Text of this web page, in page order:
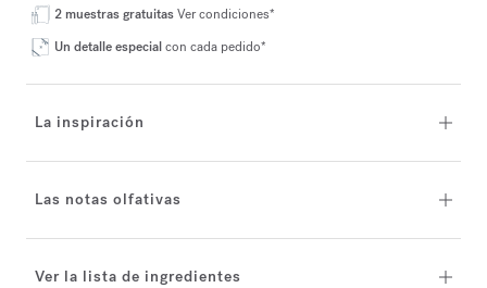
2 muestras gratuitasVer condiciones*
Un detalle especialcon cada pedido*
La inspiración
Las notas olfativas
Ver la lista de ingredientes